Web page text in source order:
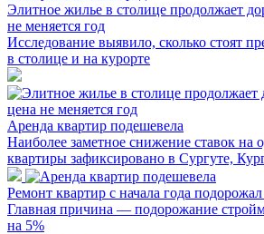
Элитное жилье в столице продолжает
не меняется год
Исследование выявило, сколько стоят
в столице и на курорте
Аренда квартир подешевела
Наиболее заметное снижение ставок на
квартиры зафиксировано в Сургуте,
Ремонт квартир с начала года
Главная причина — подорожание
на 5%